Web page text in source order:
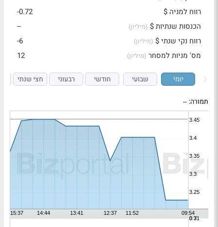
רווח למניה $
-0.72
הכנסות שנתיות $ (מיליון)
--
רווח נקי שנתי $ (מיליון)
-6
מס' מניות למסחר (מיליון) 12
יומי שבועי חודשי רבעוני חצי שנתי
תמורה: --